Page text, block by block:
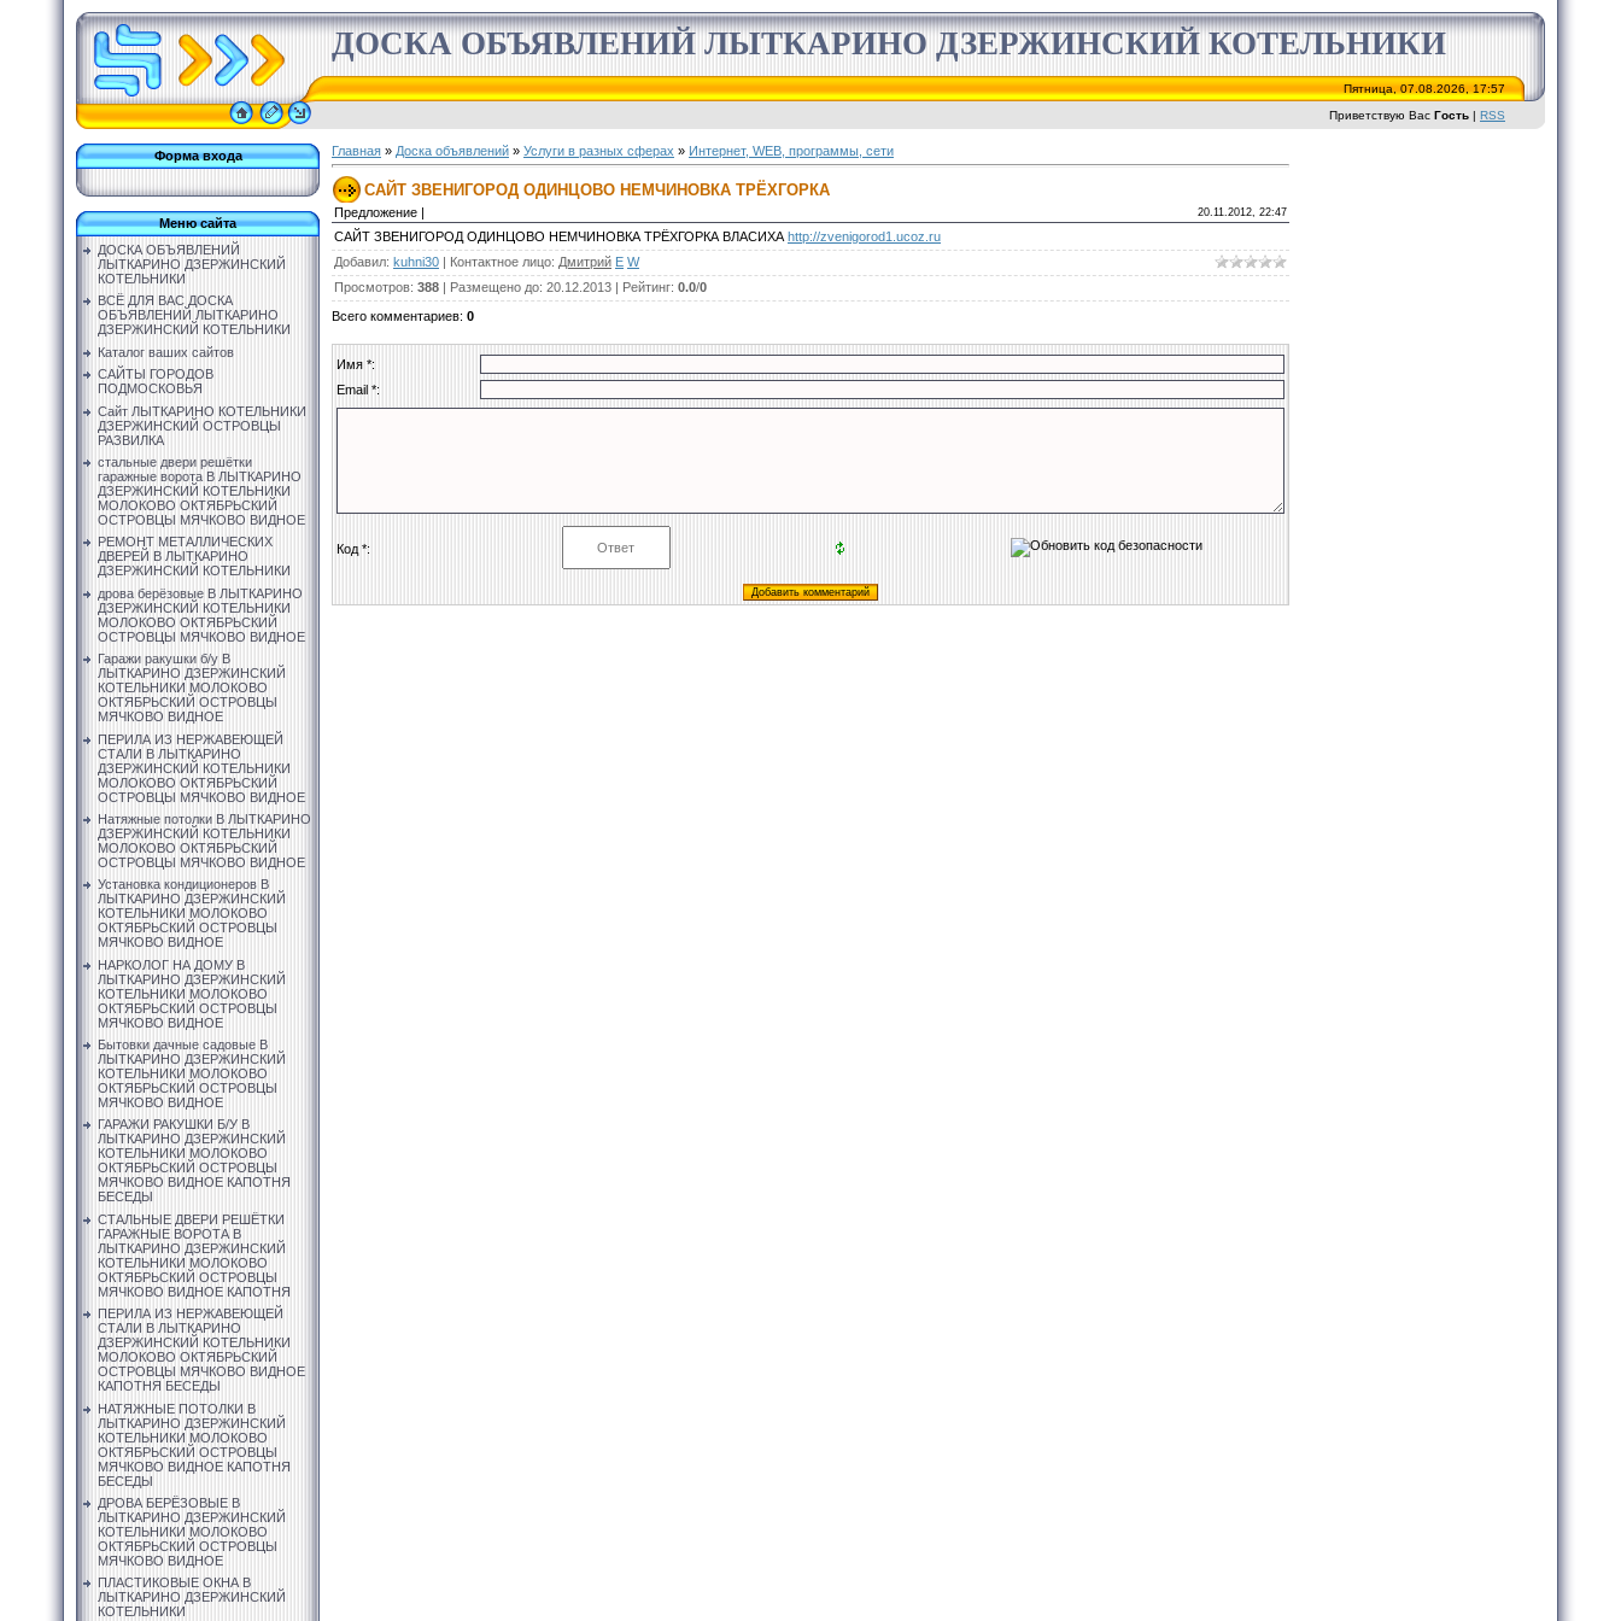
ДОСКА ОБЪЯВЛЕНИЙ ЛЫТКАРИНО ДЗЕРЖИНСКИЙ КОТЕЛЬНИКИ
Пятница, 07.08.2026, 17:57
Приветствую Вас Гость | RSS
Форма входа
Меню сайта
ДОСКА ОБЪЯВЛЕНИЙ
ЛЫТКАРИНО ДЗЕРЖИНСКИЙ
КОТЕЛЬНИКИ
ВСЁ ДЛЯ ВАС ДОСКА
ОБЪЯВЛЕНИЙ ЛЫТКАРИНО
ДЗЕРЖИНСКИЙ КОТЕЛЬНИКИ
Каталог ваших сайтов
САЙТЫ ГОРОДОВ
ПОДМОСКОВЬЯ
Сайт ЛЫТКАРИНО КОТЕЛЬНИКИ
ДЗЕРЖИНСКИЙ ОСТРОВЦЫ
РАЗВИЛКА
стальные двери решётки
гаражные ворота В ЛЫТКАРИНО
ДЗЕРЖИНСКИЙ КОТЕЛЬНИКИ
МОЛОКОВО ОКТЯБРЬСКИЙ
ОСТРОВЦЫ МЯЧКОВО ВИДНОЕ
РЕМОНТ МЕТАЛЛИЧЕСКИХ
ДВЕРЕЙ В ЛЫТКАРИНО
ДЗЕРЖИНСКИЙ КОТЕЛЬНИКИ
дрова берёзовые В ЛЫТКАРИНО
ДЗЕРЖИНСКИЙ КОТЕЛЬНИКИ
МОЛОКОВО ОКТЯБРЬСКИЙ
ОСТРОВЦЫ МЯЧКОВО ВИДНОЕ
Гаражи ракушки б/у В
ЛЫТКАРИНО ДЗЕРЖИНСКИЙ
КОТЕЛЬНИКИ МОЛОКОВО
ОКТЯБРЬСКИЙ ОСТРОВЦЫ
МЯЧКОВО ВИДНОЕ
ПЕРИЛА ИЗ НЕРЖАВЕЮЩЕЙ
СТАЛИ В ЛЫТКАРИНО
ДЗЕРЖИНСКИЙ КОТЕЛЬНИКИ
МОЛОКОВО ОКТЯБРЬСКИЙ
ОСТРОВЦЫ МЯЧКОВО ВИДНОЕ
Натяжные потолки В ЛЫТКАРИНО
ДЗЕРЖИНСКИЙ КОТЕЛЬНИКИ
МОЛОКОВО ОКТЯБРЬСКИЙ
ОСТРОВЦЫ МЯЧКОВО ВИДНОЕ
Установка кондиционеров В
ЛЫТКАРИНО ДЗЕРЖИНСКИЙ
КОТЕЛЬНИКИ МОЛОКОВО
ОКТЯБРЬСКИЙ ОСТРОВЦЫ
МЯЧКОВО ВИДНОЕ
НАРКОЛОГ НА ДОМУ В
ЛЫТКАРИНО ДЗЕРЖИНСКИЙ
КОТЕЛЬНИКИ МОЛОКОВО
ОКТЯБРЬСКИЙ ОСТРОВЦЫ
МЯЧКОВО ВИДНОЕ
Бытовки дачные садовые В
ЛЫТКАРИНО ДЗЕРЖИНСКИЙ
КОТЕЛЬНИКИ МОЛОКОВО
ОКТЯБРЬСКИЙ ОСТРОВЦЫ
МЯЧКОВО ВИДНОЕ
ГАРАЖИ РАКУШКИ Б/У В
ЛЫТКАРИНО ДЗЕРЖИНСКИЙ
КОТЕЛЬНИКИ МОЛОКОВО
ОКТЯБРЬСКИЙ ОСТРОВЦЫ
МЯЧКОВО ВИДНОЕ КАПОТНЯ
БЕСЕДЫ
СТАЛЬНЫЕ ДВЕРИ РЕШЁТКИ
ГАРАЖНЫЕ ВОРОТА В
ЛЫТКАРИНО ДЗЕРЖИНСКИЙ
КОТЕЛЬНИКИ МОЛОКОВО
ОКТЯБРЬСКИЙ ОСТРОВЦЫ
МЯЧКОВО ВИДНОЕ КАПОТНЯ
ПЕРИЛА ИЗ НЕРЖАВЕЮЩЕЙ
СТАЛИ В ЛЫТКАРИНО
ДЗЕРЖИНСКИЙ КОТЕЛЬНИКИ
МОЛОКОВО ОКТЯБРЬСКИЙ
ОСТРОВЦЫ МЯЧКОВО ВИДНОЕ
КАПОТНЯ БЕСЕДЫ
НАТЯЖНЫЕ ПОТОЛКИ В
ЛЫТКАРИНО ДЗЕРЖИНСКИЙ
КОТЕЛЬНИКИ МОЛОКОВО
ОКТЯБРЬСКИЙ ОСТРОВЦЫ
МЯЧКОВО ВИДНОЕ КАПОТНЯ
БЕСЕДЫ
ДРОВА БЕРЁЗОВЫЕ В
ЛЫТКАРИНО ДЗЕРЖИНСКИЙ
КОТЕЛЬНИКИ МОЛОКОВО
ОКТЯБРЬСКИЙ ОСТРОВЦЫ
МЯЧКОВО ВИДНОЕ
ПЛАСТИКОВЫЕ ОКНА В
ЛЫТКАРИНО ДЗЕРЖИНСКИЙ
КОТЕЛЬНИКИ
Главная » Доска объявлений » Услуги в разных сферах » Интернет, WEB, программы, сети
САЙТ ЗВЕНИГОРОД ОДИНЦОВО НЕМЧИНОВКА ТРЁХГОРКА
Предложение | 20.11.2012, 22:47
САЙТ ЗВЕНИГОРОД ОДИНЦОВО НЕМЧИНОВКА ТРЁХГОРКА ВЛАСИХА http://zvenigorod1.ucoz.ru
Добавил: kuhni30 | Контактное лицо: Дмитрий E W
Просмотров: 388 | Размещено до: 20.12.2013 | Рейтинг: 0.0/0
Всего комментариев: 0
Имя *:
Email *:
Код *: